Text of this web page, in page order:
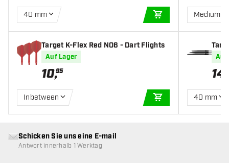
40 mm
IN DEN
Target K-Flex Red NO6 - Dart Flights
Auf Lager
10,95
Inbetween
IN DEN
Medium
Auf
14
40 mm
Schicken Sie uns eine E-mail
Antwort innerhalb 1 Werktag